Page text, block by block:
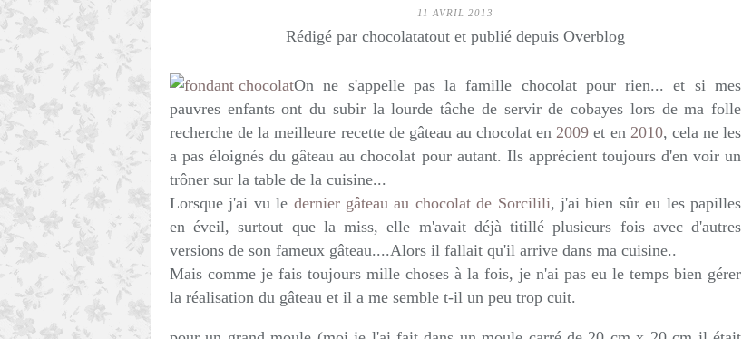
11 AVRIL 2013
Rédigé par chocolatatout et publié depuis Overblog
On ne s'appelle pas la famille chocolat pour rien... et si mes
pauvres enfants ont du subir la lourde tâche de servir de cobayes lors de ma folle
recherche de la meilleure recette de gâteau au chocolat en2009 et en 2010, cela ne les
a pas éloignés du gâteau au chocolat pour autant. Ils apprécient toujours d'en voir un
trôner sur la table de la cuisine...
Lorsque j'ai vu le dernier gâteau au chocolat de Sorcilili, j'ai bien sûr eu les papilles
en éveil, surtout que la miss, elle m'avait déjà titillé plusieurs fois avec d'autres
versions de son fameux gâteau....Alors il fallait qu'il arrive dans ma cuisine..
Mais comme je fais toujours mille choses à la fois, je n'ai pas eu le temps bien gérer
la réalisation du gâteau et il a me semble t-il un peu trop cuit.